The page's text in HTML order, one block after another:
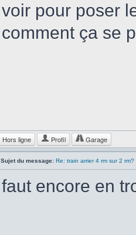
voir pour poser
comment ça se
Hors ligne Profil Garage
Sujet du message: Re: train arrier 4 rm sur 2 rm?
faut encore en